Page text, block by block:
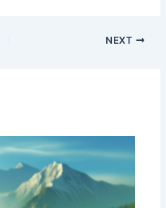
NEXT